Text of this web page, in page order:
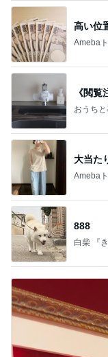
高い位
Ameba
《閲
おうち
大当た
Ameba
888
白柴 『